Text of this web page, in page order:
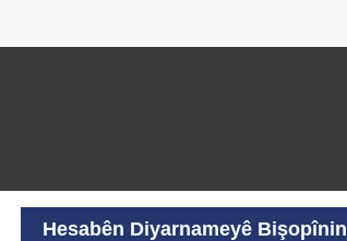
Hesabên Diyarnameyê Bişopînin